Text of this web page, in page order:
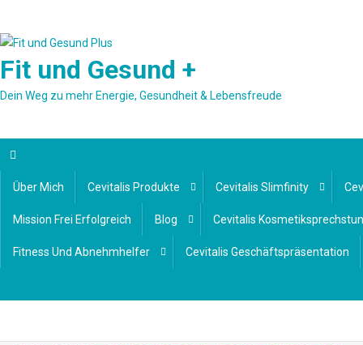
content
Fit und Gesund +
Dein Weg zu mehr Energie, Gesundheit & Lebensfreude
Über Mich Cevitalis Produkte Cevitalis Slimfinity
Mission Frei Erfolgreich Blog Cevitalis
Fitness Und Abnehmhelfer Cevitalis Geschäftspräsentation